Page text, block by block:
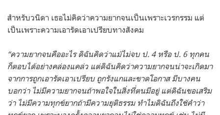
สำหรับวนิดา เธอไม่คิดว่าความยากจนเป็นเพราะเวรกรรม แต่
เป็นเพราะความเอารัดเอาเปรียบทางสังคม
“ความยากจนคืออะไร ดิฉันคิดว่าแม้ไม่จบ ป. 4 หรือ ป. 6 ทุกคน
ก็ตอบได้อย่างคล่องแคล่ว แต่ดิฉันคิดว่าความยากจนน่าจะเกิดมา
จากการถูกเอารัดเอาเปรียบ ถูกรังแกและขาดโอกาส มีบางคน
บอกว่า ไม่มีความยากจนถ้าพอใจในสิ่งที่ตนมีอยู่ แต่ดิฉันขอเสริม
ว่า ไม่มีความทุกข์ยากถ้ามีความยุติธรรม ทำไมดิฉันถึงใช้คำว่า